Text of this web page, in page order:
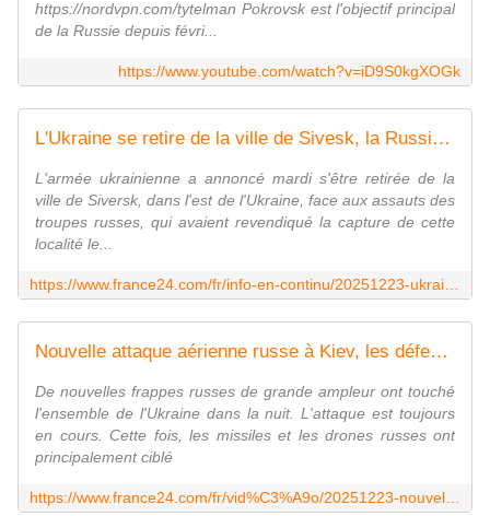
https://nordvpn.com/tytelman Pokrovsk est l'objectif principal
de la Russie depuis févri...
https://www.youtube.com/watch?v=iD9S0kgXOGk
L'Ukraine se retire de la ville de Sivesk, la Russie poursuit ses frappes contre le secteur énergétique
L'armée ukrainienne a annoncé mardi s'être retirée de la
ville de Siversk, dans l'est de l'Ukraine, face aux assauts des
troupes russes, qui avaient revendiqué la capture de cette
localité le...
Nouvelle attaque aérienne russe à Kiev, les défenses aériennes ukrainiennes à l'œuvre
De nouvelles frappes russes de grande ampleur ont touché
l'ensemble de l'Ukraine dans la nuit. L'attaque est toujours
en cours. Cette fois, les missiles et les drones russes ont
principalement ciblé